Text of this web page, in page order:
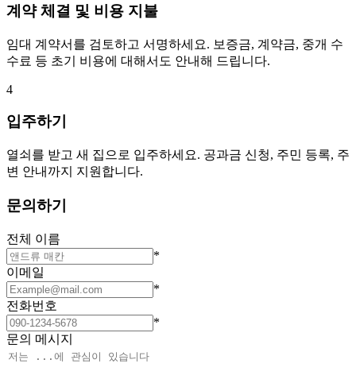
계약 체결 및 비용 지불
임대 계약서를 검토하고 서명하세요. 보증금, 계약금, 중개 수
수료 등 초기 비용에 대해서도 안내해 드립니다.
4
입주하기
열쇠를 받고 새 집으로 입주하세요. 공과금 신청, 주민 등록, 주
변 안내까지 지원합니다.
문의하기
전체 이름
*
이메일
*
전화번호
*
문의 메시지